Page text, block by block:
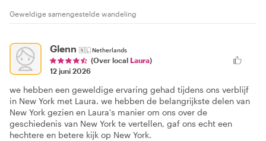
Geweldige samengestelde wandeling
Glenn 🇳🇱Netherlands
(Over local Laura)
12 juni 2026
we hebben een geweldige ervaring gehad tijdens ons verblijf
in New York met Laura. we hebben de belangrijkste delen van
New York gezien en Laura's manier om ons over de
geschiedenis van New York te vertellen, gaf ons echt een
hechtere en betere kijk op New York.